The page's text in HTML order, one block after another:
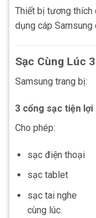
Thiết bị tương
dụng cáp Samsung
Sạc Cùng Lúc
Samsung trang bị:
3 cổng sạc tiện lợi
Cho phép:
sạc điện thoại
sạc tablet
sạc tai nghe
cùng lúc.